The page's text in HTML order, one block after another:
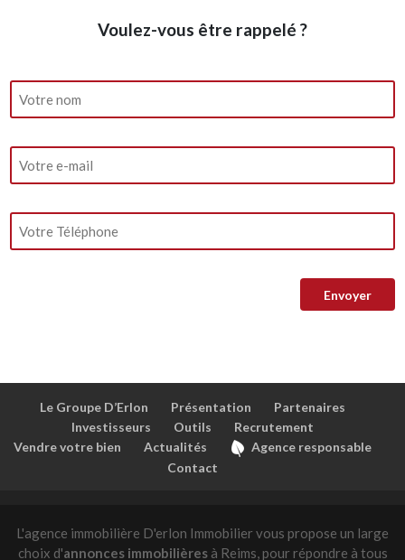
Voulez-vous être rappelé ?
Le Groupe D’Erlon Présentation
Partenaires
Investisseurs
Outils
Recrutement
Vendre votre bien
Actualités
Agence responsable
Contact
L'agence immobilière D'erlon Immobilier vous propose un large
choix d'annonces immobilièresà Reims, pour répondre à tous